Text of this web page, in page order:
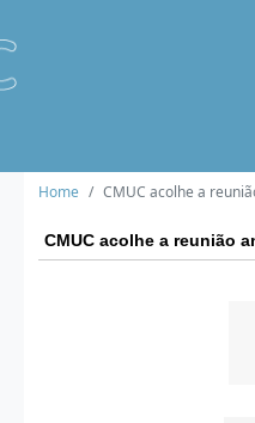
Home CMUC acolhe a
CMUC acolhe a reunião